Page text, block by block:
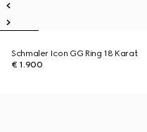
Schmaler Icon GG Ring 18 Karat
€ 1.900